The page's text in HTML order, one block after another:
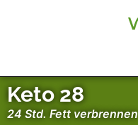
Keto 28
24 Std. Fett verbrennen